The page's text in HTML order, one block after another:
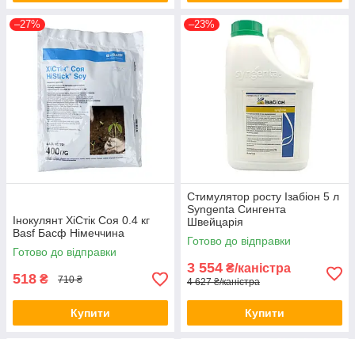
–27%
Інокулянт ХіСтік Соя 0.4 кг
Basf Басф Німеччина
Готово до відправки
518 ₴ 710 ₴
Купити
–23%
Стимулятор росту Ізабіон 5 л
Syngenta Сингента
Швейцарія
Готово до відправки
3 554 ₴/каністра
4 627 ₴/каністра
Купити